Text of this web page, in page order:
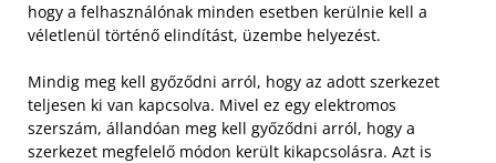
hogy a felhasználónak minden esetben kerülnie kell a
véletlenül történő elindítást, üzembe helyezést.
Mindig meg kell győződni arról, hogy az adott szerkezet
teljesen ki van kapcsolva. Mivel ez egy elektromos
szerszám, állandóan meg kell győződni arról, hogy a
szerkezet megfelelő módon került kikapcsolásra. Azt is